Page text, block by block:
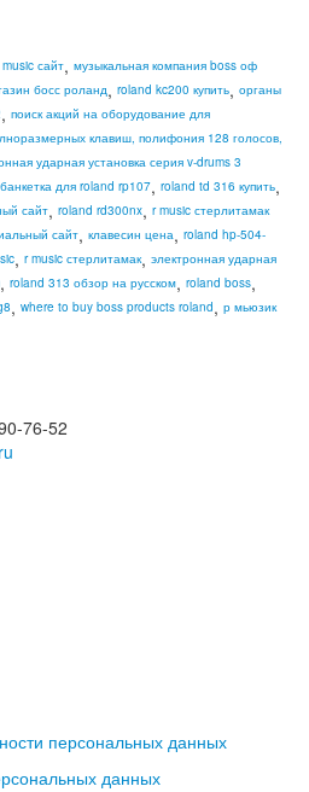
сайт, музыкальная компания boss оф
босс роланд, roland kc200 купить, органы
, поиск акций на оборудование для
клавиш, полифония 128 голосов,
ударная установка серия v-drums 3
банкетка для roland rp107, roland td 316 купить,
сайт, roland rd300nx, r music стерлитамак
сайт, клавесин цена, roland hp-504-
, r music стерлитамак, электронная ударная
, roland 313 обзор на русском, roland boss,
, where to buy boss products roland, р мьюзик
76-52
персональных данных
данных